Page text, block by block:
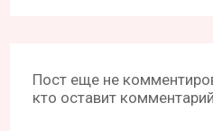
Пост еще не
кто оставит